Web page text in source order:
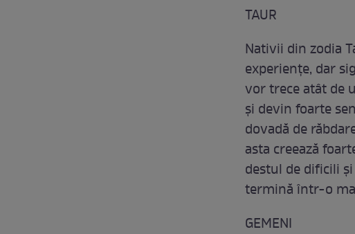
TAUR
Nativii din zodia
experiențe, dar
vor trece atât de
și devin foarte
dovadă de
asta creează
destul de dificili
termină într-o
GEMENI